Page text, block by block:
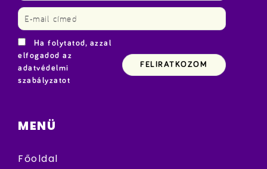
Ha folytatod, azzal
elfogadod az
adatvédelmi
szabályzatot
MENÜ
Főoldal